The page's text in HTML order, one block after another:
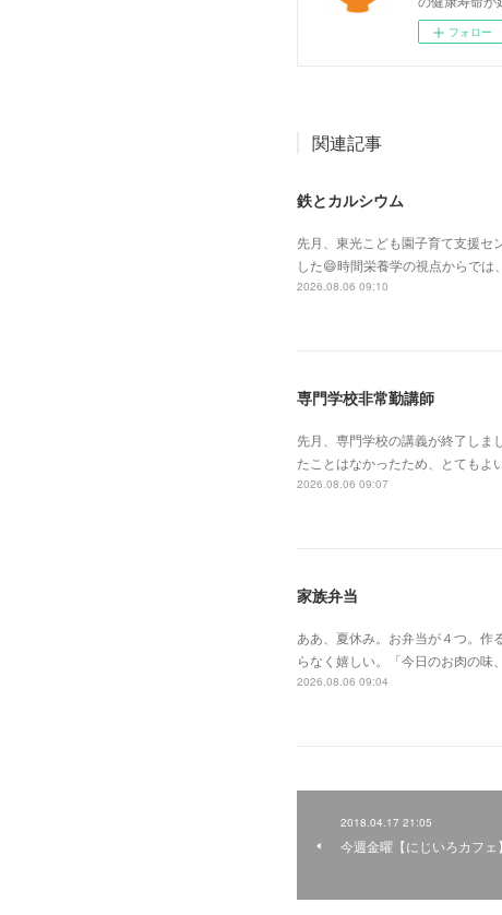
フォロー
関連記事
鉄とカルシウム
先月、東光こども園子育て支援セ
した😄時間栄養学の視点からで
2026.08.06 09:10
専門学校非常勤講師
先月、専門学校の講義が終了しま
たことはなかったため、とてもよ
2026.08.06 09:07
家族弁当
ああ、夏休み。お弁当が４つ。作
らなく嬉しい。「今日のお肉の味
2026.08.06 09:04
2018.04.17 21:05
今週金曜【にじいろカフェ